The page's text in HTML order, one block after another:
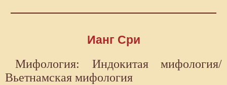
Ианг Сри
Мифология: Индокитая мифология/
Вьетнамская мифология